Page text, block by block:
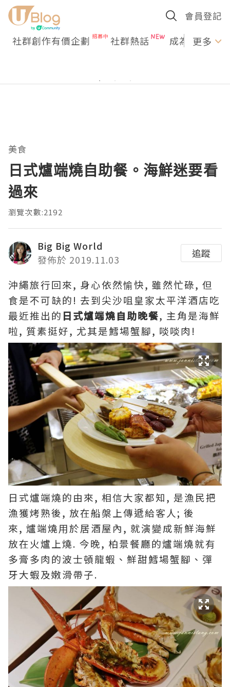
會員登記
社群創作有價企劃 社群熱話 成為U更多
美食
日式爐端燒自助餐。海鮮迷要看
過來
瀏覽次數:2192
Big Big World
發佈於 2019.11.03
追蹤
沖繩旅行回來, 身心依然愉快, 雖然忙碌, 但
食是不可缺的! 去到尖沙咀皇家太平洋酒店吃
最近推出的 日式爐端燒自助晚餐, 主角是海鮮
啦, 質素挺好, 尤其是鱈場蟹腳, 啖啖肉 !
日式爐端燒的由來, 相信大家都知, 是漁民把
漁獲烤熟後, 放在船槃上傳遞給客人; 後
來, 爐端燒用於居酒屋內, 就演變成新鮮海鮮
放在火爐上燒. 今晚, 柏景餐廳的爐端燒就有
多膏多肉的波士頓龍蝦、鮮甜鱈場蟹腳、彈
牙大蝦及嫩滑帶子.